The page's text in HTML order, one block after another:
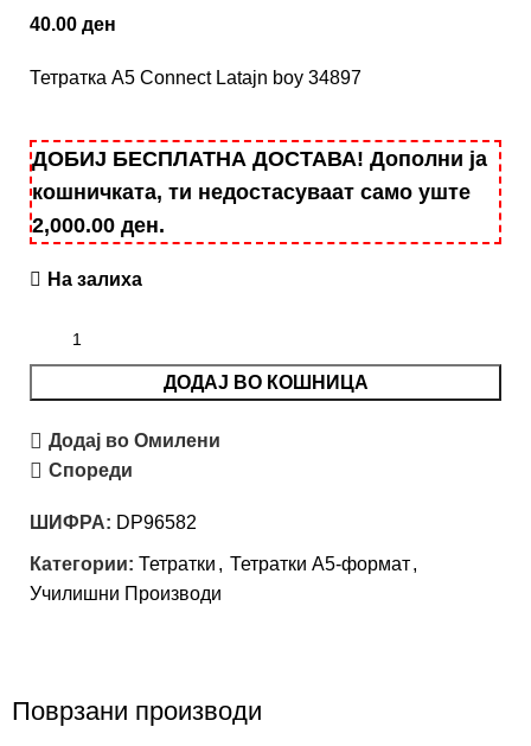
40.00 ден
Тетратка А5 Connect Latajn boy 34897
ДОБИЈ БЕСПЛАТНА ДОСТАВА! Дополни ја
кошничката, ти недостасуваат само уште
2,000.00 ден.
На залиха
ДОДАЈ ВО КОШНИЦА
Додај во Омилени
Спореди
ШИФРА: DP96582
Категории: Тетратки , Тетратки А5-формат,
Училишни Производи
Поврзани производи